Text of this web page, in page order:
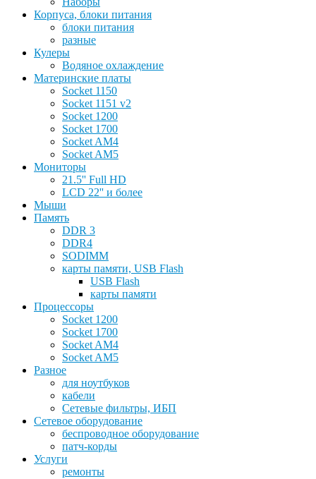
Корпуса, блоки питания
блоки питания
разные
Кулеры
Водяное охлаждение
Материнские платы
Socket 1150
Socket 1151 v2
Socket 1200
Socket 1700
Socket AM4
Socket AM5
Мониторы
21.5'' Full HD
LCD 22'' и более
Мыши
Память
DDR 3
DDR4
SODIMM
карты памяти, USB Flash
USB Flash
карты памяти
Процессоры
Socket 1200
Socket 1700
Socket AM4
Socket AM5
Разное
для ноутбуков
кабели
Сетевые фильтры, ИБП
Сетевое оборудование
беспроводное оборудование
патч-корды
Услуги
ремонты